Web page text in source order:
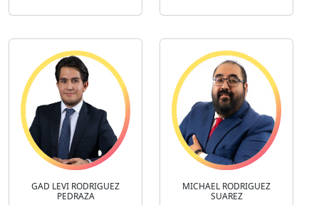
GAD LEVI RODRIGUEZ
PEDRAZA
MICHAEL RODRIGUEZ
SUAREZ